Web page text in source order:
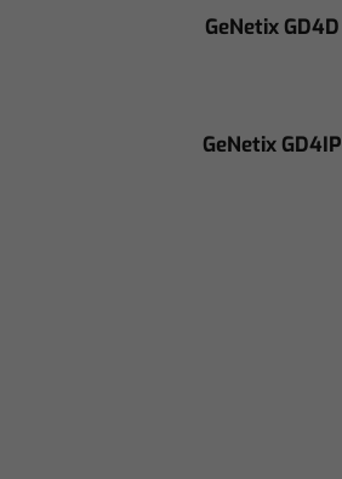
GeNetix GD4D
GeNetix GD4IP